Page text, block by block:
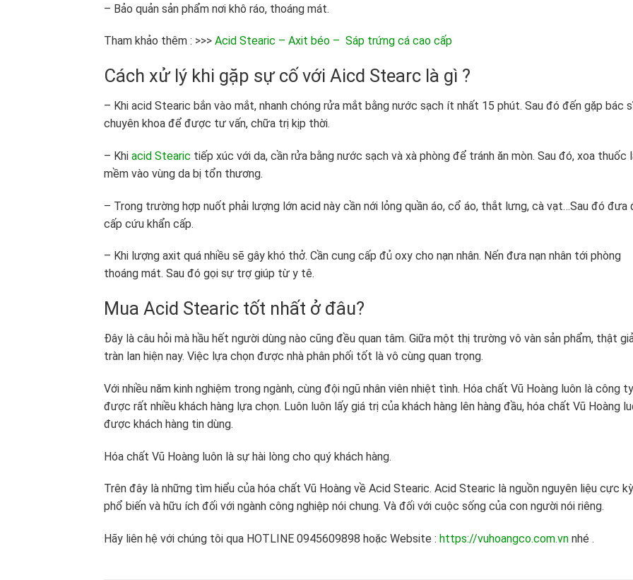
– Bảo quản sản phẩm nơi khô ráo, thoáng mát.
Tham khảo thêm : >>> Acid Stearic – Axit béo – Sáp trứng cá cao cấp
Cách xử lý khi gặp sự cố với Aicd Stearc là gì ?
– Khi acid Stearic bắn vào mắt, nhanh chóng rửa mắt bằng nước sạch ít nhất 15 phút. Sau đó đến gặp bác
chuyên khoa để được tư vấn, chữa trị kịp thời.
– Khi acid Stearic tiếp xúc với da, cần rửa bằng nước sạch và xà phòng để tránh ăn mòn. Sau đó, xoa thuốc
mềm vào vùng da bị tổn thương.
– Trong trường hợp nuốt phải lượng lớn acid này cần nới lỏng quần áo, cổ áo, thắt lưng, cà vạt…Sau đó đưa
cấp cứu khẩn cấp.
– Khi lượng axit quá nhiều sẽ gây khó thở. Cần cung cấp đủ oxy cho nạn nhân. Nến đưa nạn nhân tới phòng
thoáng mát. Sau đó gọi sự trợ giúp từ y tê.
Mua Acid Stearic tốt nhất ở đâu?
Đây là câu hỏi mà hầu hết người dùng nào cũng đều quan tâm. Giữa một thị trường vô vàn sản phẩm, thật
tràn lan hiện nay. Việc lựa chọn được nhà phân phối tốt là vô cùng quan trọng.
Với nhiều năm kinh nghiệm trong ngành, cùng đội ngũ nhân viên nhiệt tình. Hóa chất Vũ Hoàng luôn là công ty
được rất nhiều khách hàng lựa chọn. Luôn luôn lấy giá trị của khách hàng lên hàng đầu, hóa chất Vũ Hoàng
được khách hàng tin dùng.
Hóa chất Vũ Hoàng luôn là sự hài lòng cho quý khách hàng.
Trên đây là những tìm hiểu của hóa chất Vũ Hoàng về Acid Stearic. Acid Stearic là nguồn nguyên liệu cực kỳ
phổ biến và hữu ích đối với ngành công nghiệp nói chung. Và đối với cuộc sống của con người nói riêng.
Hãy liên hệ với chúng tôi qua HOTLINE 0945609898 hoặc Website : https://vuhoangco.com.vn nhé .